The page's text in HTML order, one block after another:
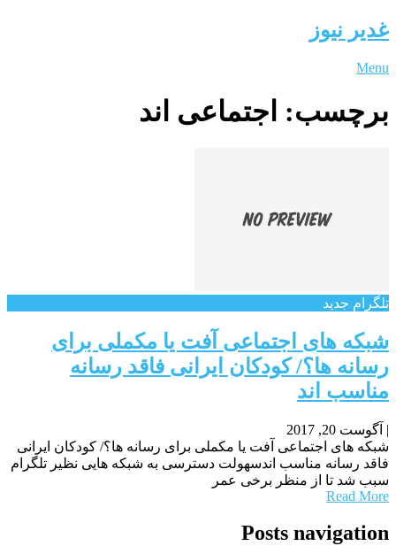
غدیر نیوز
Menu
برچسب: اجتماعی اند
تلگرام جدید
شبکه های اجتماعی آفت یا مکملی برای
رسانه ها؟/ کودکان ایرانی فاقد رسانه
مناسب اند
| آگوست 20, 2017
شبکه های اجتماعی آفت یا مکملی برای رسانه ها؟/ کودکان ایرانی
فاقد رسانه مناسب اندسهولت دسترسی به شبکه هایی نظیر تلگرام
سبب شد تا از منظر برخی عمر
Read More
Posts navigation